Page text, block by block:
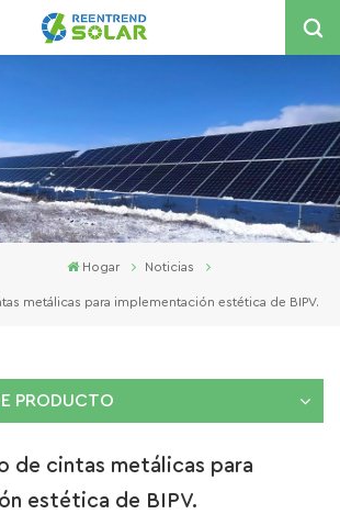
Hogar Noticias
metálicas para implementación estética de BIPV.
PRODUCTO
de cintas metálicas para
estética de BIPV.